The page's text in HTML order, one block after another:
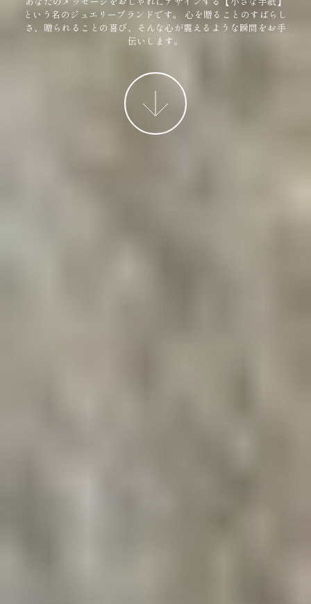
という名のジュエリーブランドです。
心を贈ることのすばらし
さ、贈られることの喜び、そんな心が震えるような瞬間をお手
伝いします。